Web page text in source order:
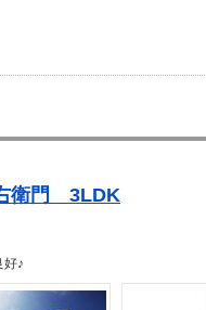
衛門 3LDK
♪